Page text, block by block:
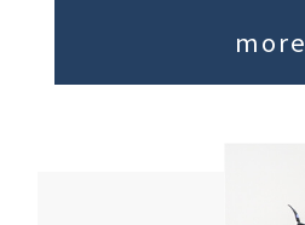
more